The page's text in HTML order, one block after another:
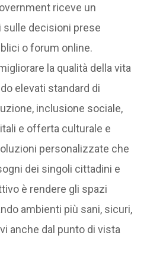
riceve un
decisioni prese
o forum online.
la qualità della vita
elevati standard di
inclusione sociale,
e offerta culturale e
personalizzate che
dei singoli cittadini e
è rendere gli spazi
ambienti più sani, sicuri,
anche dal punto di vista